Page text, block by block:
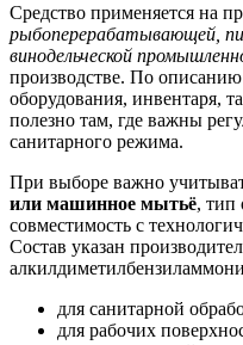
Средство применяется на
рыбоперерабатывающей,
винодельческой
производстве. По
оборудования, инвентаря,
полезно там, где важны
санитарного режима.
При выборе важно
или машинное мытьё, тип
совместимость с
Состав указан
для санитарной
для рабочих